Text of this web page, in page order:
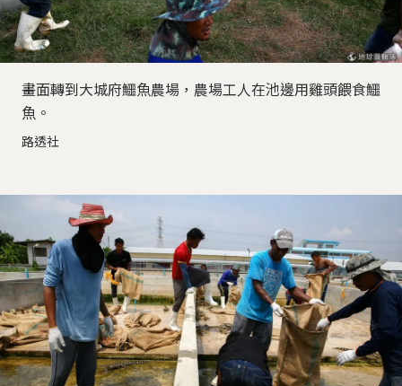
畫面轉到大城府鱷魚農場，農場工人在池邊用雞頭餵食鱷
魚。
路透社